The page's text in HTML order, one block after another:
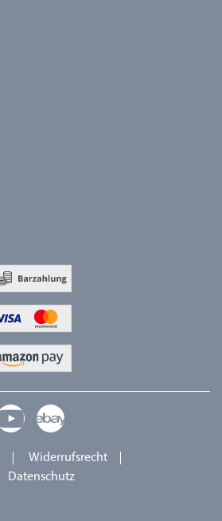
Widerrufsrecht
Datenschutz